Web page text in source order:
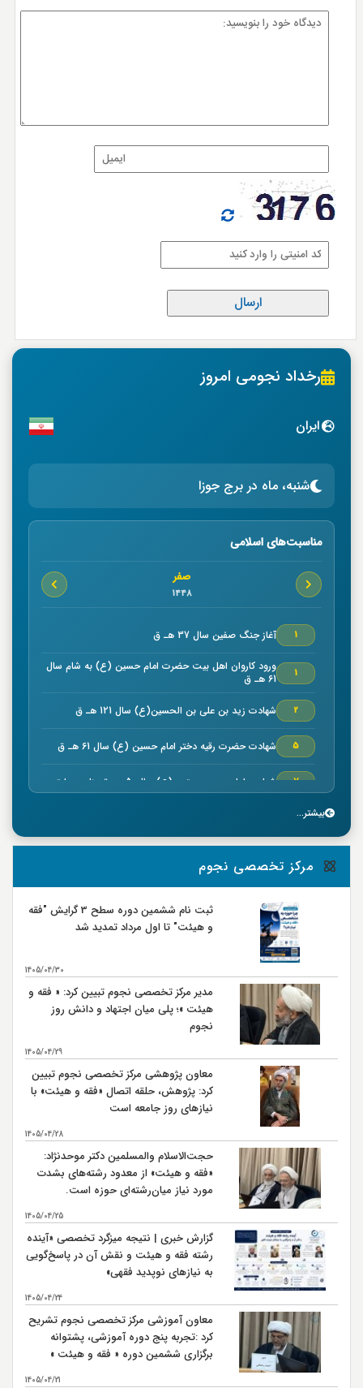
رخداد نجومی امروز
ایران
شنبه، ماه در برج جوزا
مناسبت‌های اسلامی
صفر
1448
1 آغاز جنگ صفين سال 37 هـ ق
1
ورود كاروان اهل بيت حضرت امام حسين (ع) به شام سال
61 هـ ق
2 شهادت زيد بن علي بن الحسين(ع) سال 121 هـ ق
5 شهادت حضرت رقیه دختر امام حسین (ع) سال 61 هـ ق
7 شهادت امام حسن مجتبي (ع) سال50 هـ ق بنا به روایتی
7
9 جنگ نهروان سال 38 هـ ق
14
شهادت محمد بن ابي بكر كارگزار حضرت امام علي (ع) در
مصر سال 38 هـ ق
17
شهادت حضرت امام علي بن موسی الرضا (ع) سال 203 هـ
ق بنا به روايتي
20
اربعين حسيني و ورود كاروان اهل بيت امام حسين (ع) به
28 رحلت حضرت رسول اكرم (ص)سال 11 هـ ق
28
روایتی
30
شهادت حضرت امام علي بن موسي الرضا (ع) سال 203 هـ
ق بنابر روایتی
بیشتر...
مرکز تخصصی نجوم
ثبت نام ششمین دوره سطح 3 گرایش "فقه
و هیئت" تا اول مرداد تمدید شد
1405/04/30
مدیر مرکز تخصصی نجوم تبیین کرد: « فقه و
هیئت »؛ پلی میان اجتهاد و دانش روز
نجوم
1405/04/29
معاون پژوهشی مرکز تخصصی نجوم تبیین
کرد: پژوهش، حلقه اتصال «فقه و هیئت» با
نیازهای روز جامعه است
1405/04/28
حجت‌الاسلام والمسلمین دکتر موحدنژاد:
«فقه و هیئت» از معدود رشته‌های بشدت
مورد نیاز میان‌رشته‌ای حوزه است.
1405/04/25
گزارش خبری | نتیجه میزگرد تخصصی «آینده
رشته فقه و هیئت و نقش آن در پاسخ‌گویی
به نیازهای نوپدید فقهی»
1405/04/24
معاون آموزشی مرکز تخصصی نجوم تشریح
کرد :تجربه پنج دوره آموزشی، پشتوانه
برگزاری ششمین دوره « فقه و هیئت »
1405/04/21